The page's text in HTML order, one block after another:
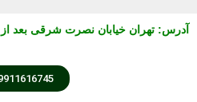
آدرس: تهران خیابان نصرت شرقی بعد از